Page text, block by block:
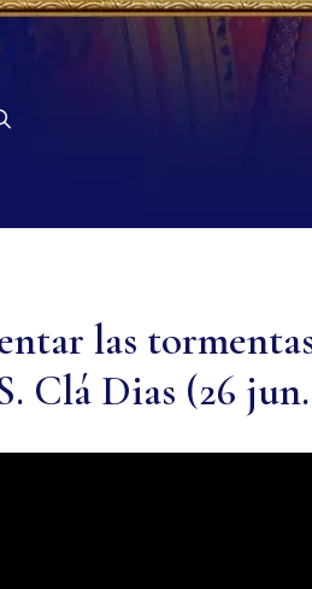
las
Clá Dias (26